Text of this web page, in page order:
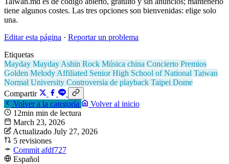
tiene algunos costes. Las tres opciones son bienvenidas: elige solo
una.
Editar esta página · Reportar un problema
Etiquetas
Mayday Mayday Ashin Rock Música china Concierto Premios
Golden Melody Affiliated Senior High School of National Taiwan
Normal University Controversia de playback Taipei Dome
Compartir
Volver a la categoría
Volver al inicio
12min min de lectura
March 23, 2026
Actualizado July 27, 2026
5 revisiones
Commit afdf727
Español